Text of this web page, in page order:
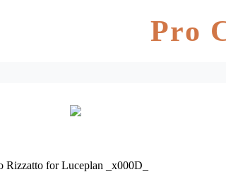
Pro
Rizzatto for Luceplan _x000D_